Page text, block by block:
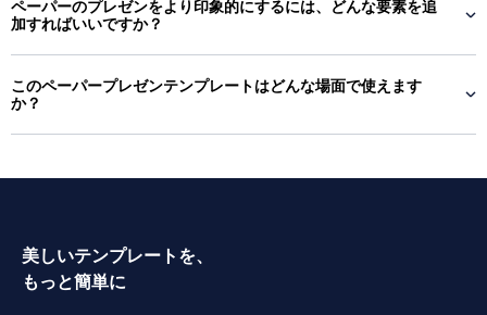
ペーパーのプレゼンをより印象的にするには、どんな要素を追
加すればいいですか？
このペーパープレゼンテンプレートはどんな場面で使えます
か？
美しいテンプレートを、
もっと簡単に